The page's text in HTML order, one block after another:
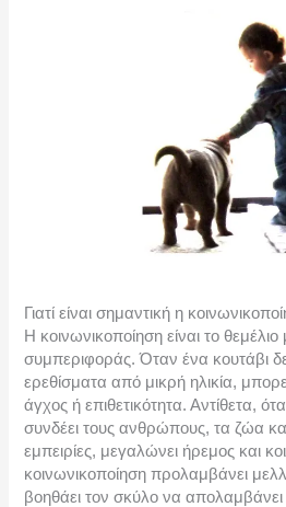
Γιατί είναι σημαντική η
Η κοινωνικοποίηση είναι το θεμέλιο
συμπεριφοράς. Όταν ένα κουτάβι
ερεθίσματα από μικρή ηλικία,
άγχος ή επιθετικότητα. Αντίθετα,
συνδέει τους ανθρώπους, τα ζώα
εμπειρίες, μεγαλώνει ήρεμος και
κοινωνικοποίηση προλαμβάνει
βοηθάει τον σκύλο να απολαμβάνει